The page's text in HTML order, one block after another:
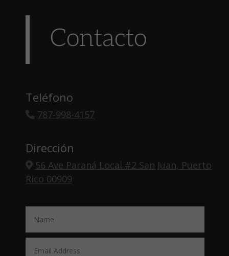
Contacto
Teléfono
787-998-4157
Dirección
56 Ave Paraná Local #2 San Juan, Puerto
Rico 00909